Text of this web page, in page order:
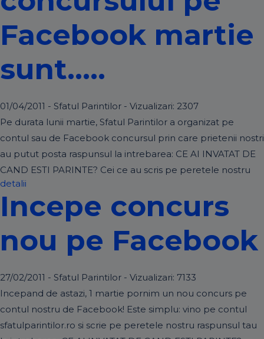
Facebook martie
sunt…..
01/04/2011 - Sfatul Parintilor - Vizualizari: 2307
Pe durata lunii martie, Sfatul Parintilor a organizat pe
contul sau de Facebook concursul prin care prietenii nostri
au putut posta raspunsul la intrebarea: CE AI INVATAT DE
CAND ESTI PARINTE? Cei ce au scris pe peretele nostru
detalii
Incepe concurs
nou pe Facebook
27/02/2011 - Sfatul Parintilor - Vizualizari: 7133
Incepand de astazi, 1 martie pornim un nou concurs pe
contul nostru de Facebook! Este simplu: vino pe contul
sfatulparintilor.ro si scrie pe peretele nostru raspunsul tau